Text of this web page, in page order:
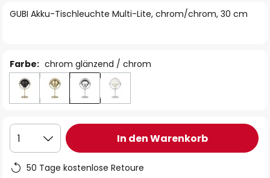
GUBI Akku-Tischleuchte Multi-Lite, chrom/chrom, 30 cm
Farbe: chrom glänzend / chrom
1 In den Warenkorb
50 Tage kostenlose Retoure